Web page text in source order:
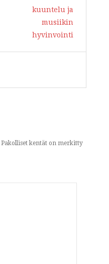
kuuntelu ja
musiikin
hyvinvointi
Pakolliset kentät on merkitty